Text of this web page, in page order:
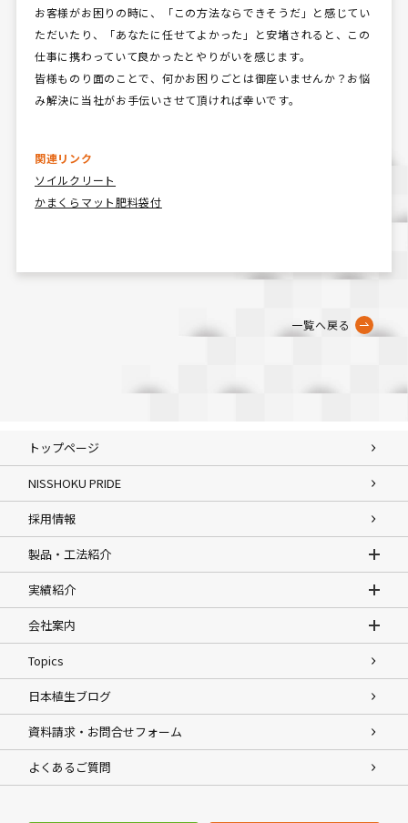
お客様がお困りの時に、「この方法ならできそうだ」と感じてい
ただいたり、「あなたに任せてよかった」と安堵されると、この
仕事に携わっていて良かったとやりがいを感じます。
皆様ものり面のことで、何かお困りごとは御座いませんか？お悩
み解決に当社がお手伝いさせて頂ければ幸いです。
関連リンク
ソイルクリート
かまくらマット肥料袋付
一覧へ戻る
トップページ
NISSHOKU PRIDE
採用情報
製品・工法紹介
実績紹介
会社案内
Topics
日本植生ブログ
資料請求・お問合せフォーム
よくあるご質問